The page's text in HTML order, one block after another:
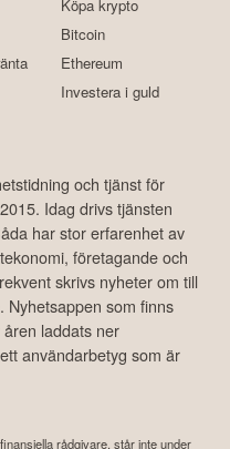
Köpa krypto
Bitcoin
Ethereum
Investera i guld
och tjänst för
Idag drivs tjänsten
har stor erfarenhet av
företagande och
skrivs nyheter om till
Nyhetsappen som finns
laddats ner
användarbetyg som är
rådgivare, står inte under